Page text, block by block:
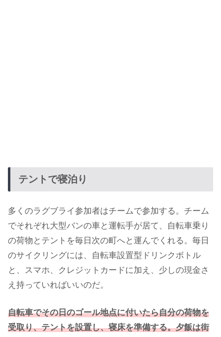
テントで寝泊り
多くのラグブライ参加者はチームで参加する。チーム
でそれぞれ大型バンの車と運転手が居て、自転車乗り
の荷物とテントを毎日次の町へと運んでくれる。毎日
のサイクリングには、自転車設置型ドリンクボトル
と、スマホ、クレジットカードに加え、少しの現金さ
え持っていればいいのだ。
自転車でその日のゴール地点に付いたら自分の荷物を
受取り、テントを設置し、寝床を準備する。夕飯は街